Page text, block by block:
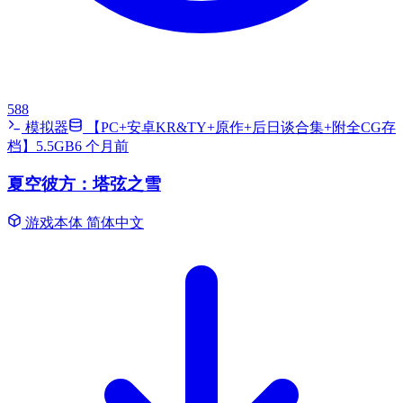
588
模拟器
【PC+安卓KR&TY+原作+后日谈合集+附全CG存
档】5.5GB6 个月前
夏空彼方：塔弦之雪
游戏本体 简体中文